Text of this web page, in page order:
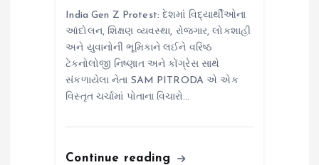
India Gen Z Protest: દેશમાં વિદ્યાર્થીઓના
આંદોલન, શિક્ષણ વ્યવસ્થા, રોજગાર, લોકશાહી
અને યુવાનોની ભૂમિકાને લઈને વરિષ્ઠ
ટેક્નોલોજી નિષ્ણાત અને કોંગ્રેસ સાથે
સંકળાયેલા નેતા SAM PITRODA એ એક
વિસ્તૃત ચર્ચામાં પોતાના વિચારો…
Continue reading